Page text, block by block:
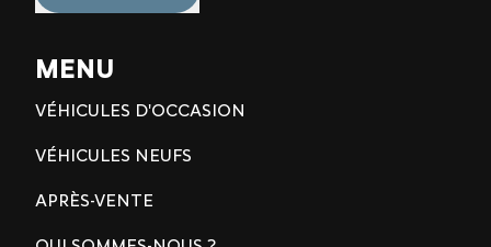
MENU
VÉHICULES D'OCCASION
VÉHICULES NEUFS
APRÈS-VENTE